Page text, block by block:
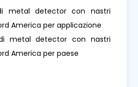
metal detector con nastri
America per applicazione
metal detector con nastri
America per paese